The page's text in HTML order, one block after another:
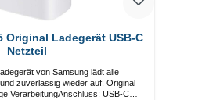
Original Ladegerät USB-C
Netzteil
von Samsung lädt alle
wieder auf. Original
VerarbeitungAnschlüss: USB-C